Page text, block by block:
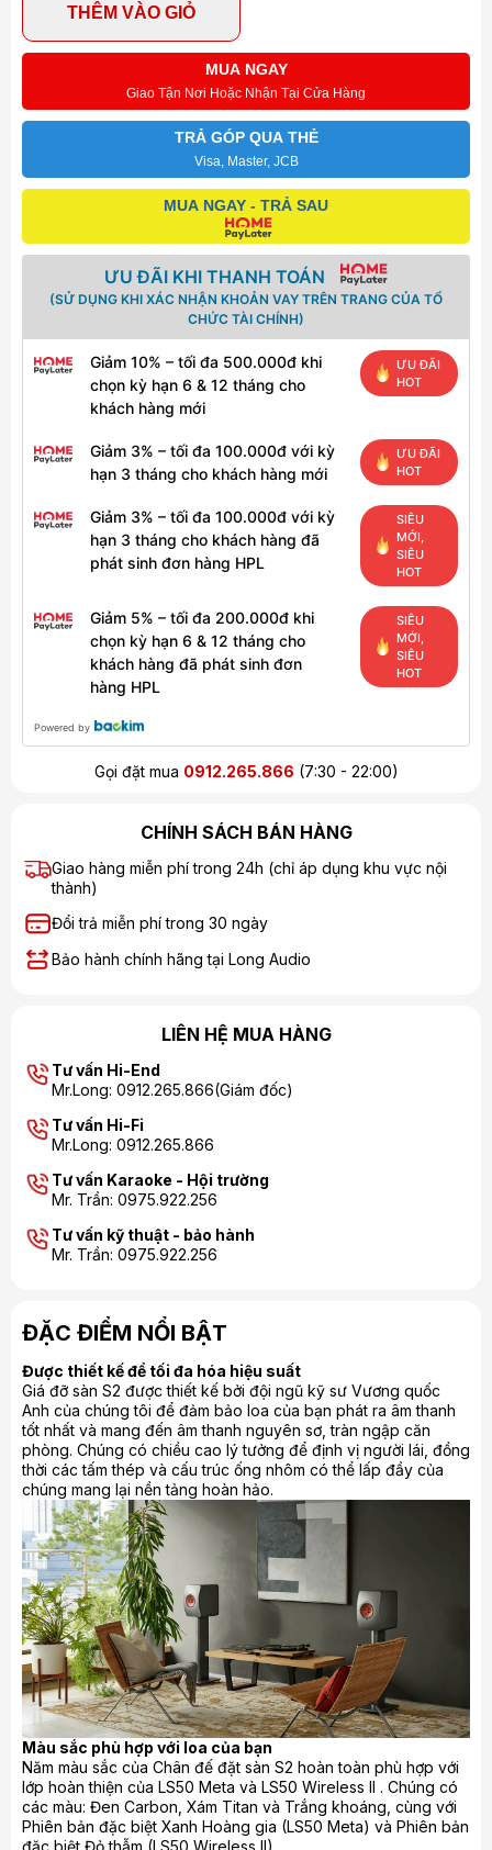
THÊM VÀO GIỎ
MUA NGAY
Giao Tận Nơi Hoặc Nhận Tại Cửa Hàng
TRẢ GÓP QUA THẺ
Visa, Master, JCB
MUA NGAY - TRẢ SAU
ƯU ĐÃI KHI THANH TOÁN
(SỬ DỤNG KHI XÁC NHẬN KHOẢN VAY TRÊN TRANG CỦA TỔ
CHỨC TÀI CHÍNH)
Giảm 10% – tối đa 500.000đ khi
chọn kỳ hạn 6 & 12 tháng cho
khách hàng mới
ƯU ĐÃI
HOT
Giảm 3% – tối đa 100.000đ với kỳ
hạn 3 tháng cho khách hàng mới
ƯU ĐÃI
HOT
Giảm 3% – tối đa 100.000đ với kỳ
hạn 3 tháng cho khách hàng đã
phát sinh đơn hàng HPL
SIÊU
MỚI,
SIÊU
HOT
Giảm 5% – tối đa 200.000đ khi
chọn kỳ hạn 6 & 12 tháng cho
khách hàng đã phát sinh đơn
hàng HPL
SIÊU
MỚI,
SIÊU
HOT
Powered by
Gọi đặt mua 0912.265.866 (7:30 - 22:00)
CHÍNH SÁCH BÁN HÀNG
Giao hàng miễn phí trong 24h (chỉ áp dụng khu vực nội
thành)
Đổi trả miễn phí trong 30 ngày
Bảo hành chính hãng tại Long Audio
LIÊN HỆ MUA HÀNG
Tư vấn Hi-End
Mr.Long: 0912.265.866(Giám đốc)
Tư vấn Hi-Fi
Mr.Long: 0912.265.866
Tư vấn Karaoke - Hội trường
Mr. Trần: 0975.922.256
Tư vấn kỹ thuật - bảo hành
Mr. Trần: 0975.922.256
ĐẶC ĐIỂM NỔI BẬT
Được thiết kế để tối đa hóa hiệu suất
Giá đỡ sàn S2 được thiết kế bởi đội ngũ kỹ sư Vương quốc
Anh của chúng tôi để đảm bảo loa của bạn phát ra âm thanh
tốt nhất và mang đến âm thanh nguyên sơ, tràn ngập căn
phòng. Chúng có chiều cao lý tưởng để định vị người lái, đồng
thời các tấm thép và cấu trúc ống nhôm có thể lấp đầy của
chúng mang lại nền tảng hoàn hảo.
Màu sắc phù hợp với loa của bạn
Năm màu sắc của Chân đế đặt sàn S2 hoàn toàn phù hợp với
lớp hoàn thiện của LS50 Meta và LS50 Wireless II . Chúng có
các màu: Đen Carbon, Xám Titan và Trắng khoáng, cùng với
Phiên bản đặc biệt Xanh Hoàng gia (LS50 Meta) và Phiên bản
đặc biệt Đỏ thẫm (LS50 Wireless II).